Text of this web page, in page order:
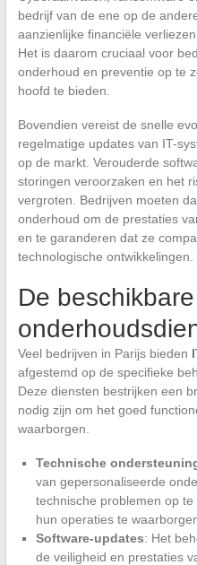
bedrijf van de ene op de
aanzienlijke financiële
Het is daarom cruciaal voor
onderhoud en preventie op te
hoofd te bieden.
Bovendien vereist de snelle
regelmatige updates van IT-
op de markt. Verouderde
storingen veroorzaken en het
vergroten. Bedrijven moeten
onderhoud om de prestaties
en te garanderen dat ze
technologische ontwikkelingen.
De
Veel bedrijven in Parijs bieden
afgestemd op de specifieke
Deze diensten bestrijken een
nodig zijn om het goed
waarborgen.
Technische
van gepersonaliseerde
technische problemen op
hun operaties te
Software-updates: Het
de veiligheid en prestaties